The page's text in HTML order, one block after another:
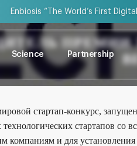
Enbiosis “The World’s First
Science Partnership
ПРЕМИИ
стартап-конкурс,
стартапов со
компаниям и для